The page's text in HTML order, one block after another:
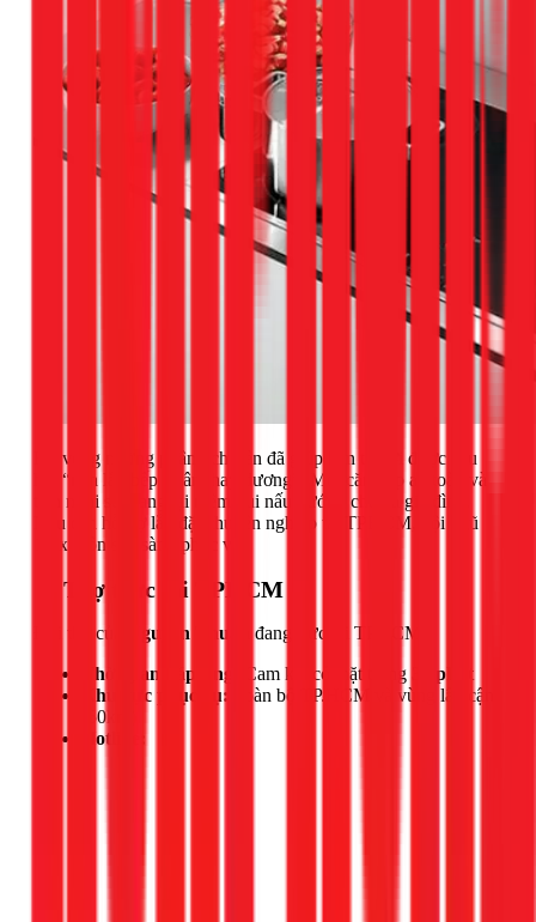
Hy vọng những phân tích trên đã giúp bạn trả lời được câu
hỏi “nên lắp bếp từ âm hay dương”. Một căn bếp an toàn và
tiện nghi sẽ mang lại niềm vui nấu nướng cho cả gia đình.
Nếu cần hỗ trợ lắp đặt chuyên nghiệp tại TPHCM, đội ngũ
1Fix luôn sẵn sàng phục vụ!
📍 Thợ trực tại TPHCM
Đội thợ của Nguyễn Thuận
đang trực tại TPHCM.
Thời gian đáp ứng:
Cam kết có mặt trong
30 phút
Khu vực phục vụ:
Toàn bộ TP.HCM và vùng lân cận
(50km)
Hotline: